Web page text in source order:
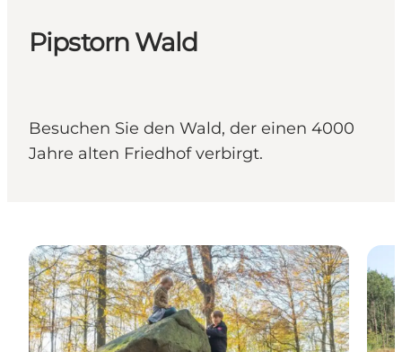
Pipstorn Wald
Besuchen Sie den Wald, der einen 4000
Jahre alten Friedhof verbirgt.